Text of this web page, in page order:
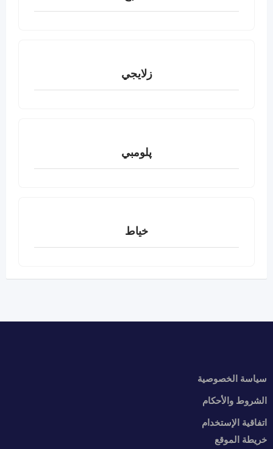
زلايجي
پلومبي
خياط
سياسة الخصوصية
الشروط والأحكام
اتفاقية الإستخدام
خريطة الموقع